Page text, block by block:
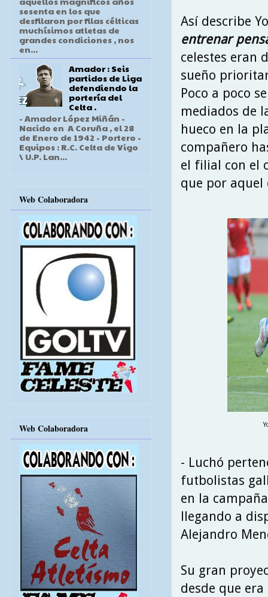
Así describe
entrenar
celestes eran
sueño
Poco a poco
mediados de
hueco en la
compañero
el filial con el
que por aquel
- Luchó
futbolistas
en la
llegando a
Alejandro
Su gran
desde que
sesenta en los que
desfilaron por filas célticas
muchísimos atletas de
grandes condiciones , nos
en...
Amador : Seis
partidos de Liga
defendiendo la
portería del
Celta .
- Amador López Miñán -
Nacido en A Coruña , el 28
de Enero de 1942 - Portero -
Equipos : R.C. Celta de Vigo
\ U.P. Lan...
Web Colaboradora
Web Colaboradora